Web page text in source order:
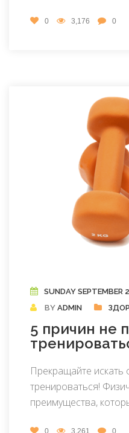
0 3,176 0
SUNDAY SEPTEMBER
BY ADMIN
5 причин не
Прекращайте искать
тренироваться!
преимущества,
0 3,261 0